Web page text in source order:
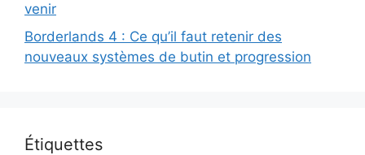
venir
Borderlands 4 : Ce qu’il faut retenir des
nouveaux systèmes de butin et progression
Étiquettes